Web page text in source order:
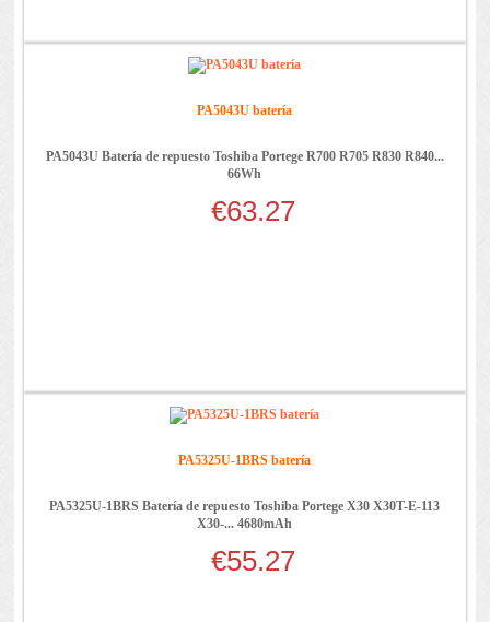
PA5043U batería
PA5043U Batería de repuesto Toshiba Portege R700 R705 R830 R840...
66Wh
€63.27
PA5325U-1BRS batería
PA5325U-1BRS Batería de repuesto Toshiba Portege X30 X30T-E-113
X30-... 4680mAh
€55.27